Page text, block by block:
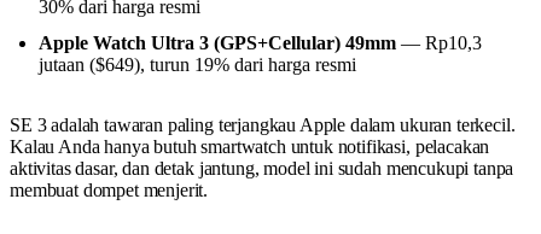
30% dari harga resmi
Apple Watch Ultra 3 (GPS+Cellular) 49mm — Rp10,3
jutaan ($649), turun 19% dari harga resmi
SE 3 adalah tawaran paling terjangkau Apple dalam ukuran terkecil.
Kalau Anda hanya butuh smartwatch untuk notifikasi, pelacakan
aktivitas dasar, dan detak jantung, model ini sudah mencukupi tanpa
membuat dompet menjerit.